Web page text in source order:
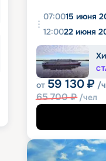
07:0015 июня
12:0022 июня
от 59 130 ₽ /
65 700₽ /чел